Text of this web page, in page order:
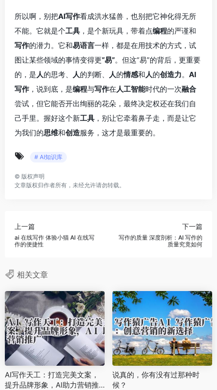
所以啊，别把AI写作看成洪水猛兽，也别把它神化得无所
不能。它就是个工具 ，是个新玩具，带着点编程的严谨和
写作的潜力。它和易语言一样，都是在用技术的方式，试
图让某些领域的事情变得更“易”。但这“易”的背后，更重要
的，是 人的思考、 人的判断、 人的情感和 人的创造力。 AI
写作 ，说到底，是编程与写作在 人工智能时代的一次融合
尝试，但它能否开出绚丽的花朵，最终决定权还在我们自
己手里。握好这个新工具 ，别让它牵着鼻子走，而是让它
为我们的思维和创造服务，这才是最重要的。
# AI知识库
© 版权声明
文章版权归作者所有，未经允许请勿转载。
上一篇
ai 在线写作 体验小猫 AI 在线写
作的便捷性
下一篇
写作的质量 深度剖析：AI 写作的
质量究竟如何
相关文章
AI写作天工：打造完美文案，
提升品牌形象，AI助力营销推
说真的，你有没有过那种时
候？